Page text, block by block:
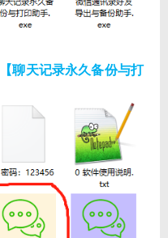
【聊天记录永久备份与打